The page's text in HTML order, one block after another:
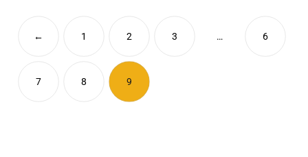
← 1 2 3 … 6
7 8 9